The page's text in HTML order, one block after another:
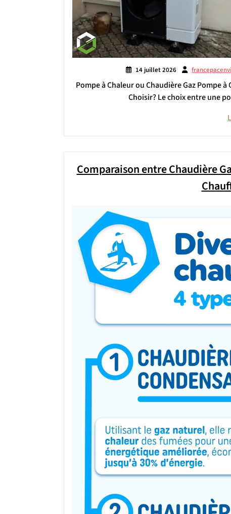
14 juillet 2026
Pompe à Chaleur ou Chaudière Gaz Pompe
Choisir? Le choix entre une
Comparaison entre Chaudière